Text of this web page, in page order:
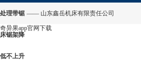
处理带锯
床锯架降
低不上升
—— 山东鑫岳机床有限责任公司
奇异果app官网下载